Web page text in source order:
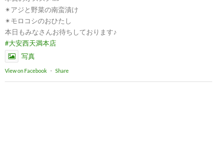
✴︎アジと野菜の南蛮漬け
✴︎モロコシのおひたし
本日もみなさんお待ちしております♪
#大安西天満本店
写真
View on Facebook · Share